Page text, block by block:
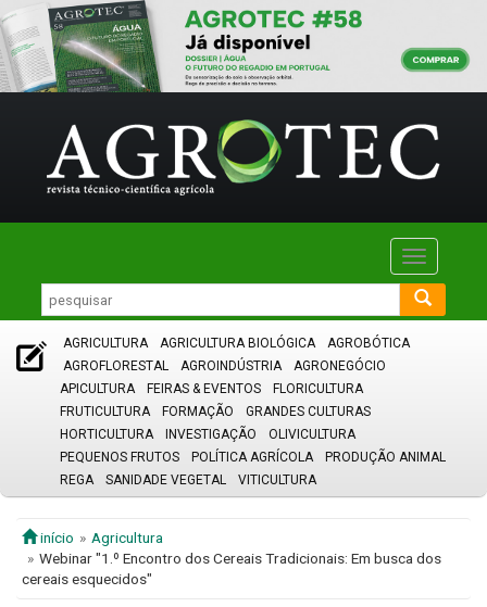
Toggle
AGRICULTURA AGRICULTURA BIOLÓGICA
AGROBÓTICA
AGROFLORESTAL
AGROINDÚSTRIA
AGRONEGÓCIO
APICULTURA
FEIRAS & EVENTOS
FLORICULTURA
FRUTICULTURA
FORMAÇÃO
GRANDES CULTURAS
HORTICULTURA
INVESTIGAÇÃO
OLIVICULTURA
PEQUENOS FRUTOS
POLÍTICA AGRÍCOLA
PRODUÇÃO ANIMAL
REGA
SANIDADE VEGETAL VITICULTURA
início
Agricultura
Webinar "1.º Encontro dos Cereais Tradicionais: Em busca dos
cereais esquecidos"